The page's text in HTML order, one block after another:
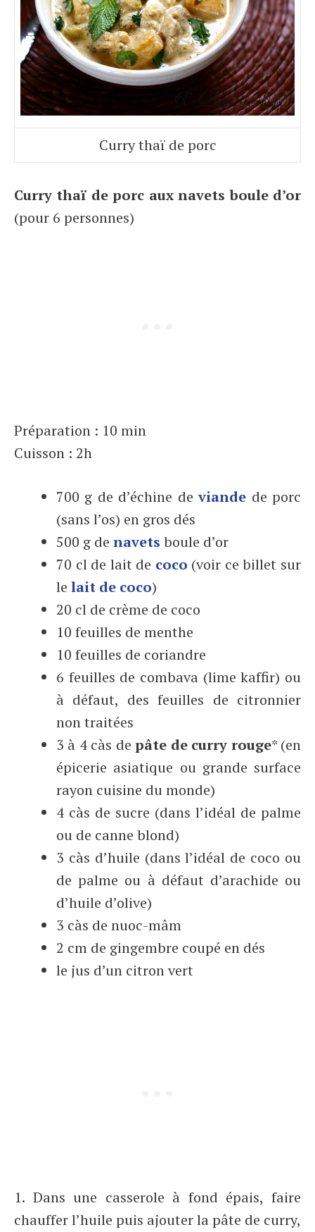
Curry thaï de porc
Curry thaï de porc aux navets boule d’or
(pour 6 personnes)
Préparation : 10 min
Cuisson : 2h
700 g de d’échine deviande de porc
(sans l’os) en gros dés
500 g de navets boule d’or
70 cl de lait de coco (voir ce billet sur
le lait de coco)
20 cl de crème de coco
10 feuilles de menthe
10 feuilles de coriandre
6 feuilles de combava (lime kaffir) ou
à défaut, des feuilles de citronnier
non traitées
3 à 4 càs depâte de curry rouge* (en
épicerie asiatique ou grande surface
rayon cuisine du monde)
4 càs de sucre (dans l’idéal de palme
ou de canne blond)
3 càs d’huile (dans l’idéal de coco ou
de palme ou à défaut d’arachide ou
d’huile d’olive)
3 càs de nuoc-mâm
2 cm de gingembre coupé en dés
le jus d’un citron vert
1. Dans une casserole à fond épais, faire
chauffer l’huile puis ajouter la pâte de curry,